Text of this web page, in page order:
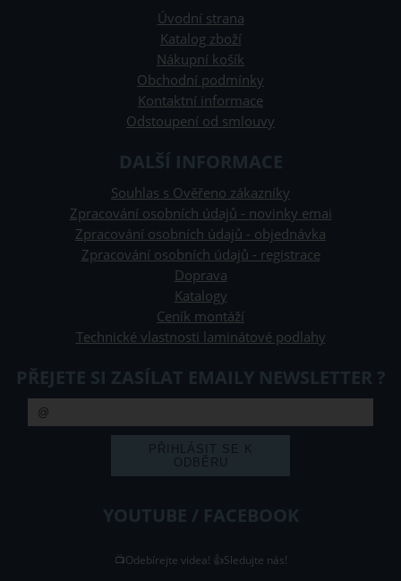
Úvodní strana
Katalog zboží
Nákupní košík
Obchodní podmínky
Kontaktní informace
Odstoupení od smlouvy
DALŠÍ INFORMACE
Souhlas s Ověřeno zákazníky
Zpracování osobních údajů - novinky emai
Zpracování osobních údajů - objednávka
Zpracování osobních údajů - registrace
Doprava
Katalogy
Ceník montáží
Technické vlastnosti laminátové podlahy
PŘEJETE SI ZASÍLAT EMAILY NEWSLETTER ?
YOUTUBE / FACEBOOK
📺Odebírejte videa! 👍Sledujte nás!